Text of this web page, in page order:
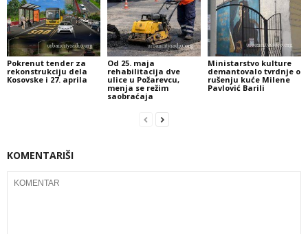
Pokrenut tender za
rekonstrukciju dela
Kosovske i 27. aprila
Od 25. maja
rehabilitacija dve
ulice u Požarevcu,
menja se režim
saobraćaja
Ministarstvo kulture
demantovalo tvrdnje o
rušenju kuće Milene
Pavlović Barili
KOMENTARIŠI